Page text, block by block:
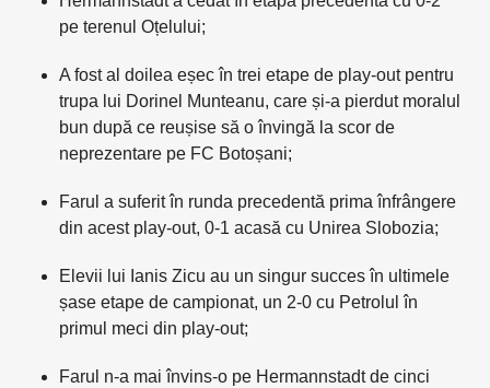
pe terenul Oțelului;
A fost al doilea eșec în trei etape de play-out pentru
trupa lui Dorinel Munteanu, care și-a pierdut moralul
bun după ce reușise să o învingă la scor de
neprezentare pe FC Botoșani;
Farul a suferit în runda precedentă prima înfrângere
din acest play-out, 0-1 acasă cu Unirea Slobozia;
Elevii lui Ianis Zicu au un singur succes în ultimele
șase etape de campionat, un 2-0 cu Petrolul în
primul meci din play-out;
Farul n-a mai învins-o pe Hermannstadt de cinci